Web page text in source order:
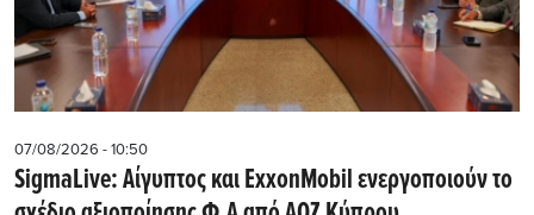
07/08/2026 - 10:50
SigmaLive: Αίγυπτος και ExxonMobil ενεργοποιούν το